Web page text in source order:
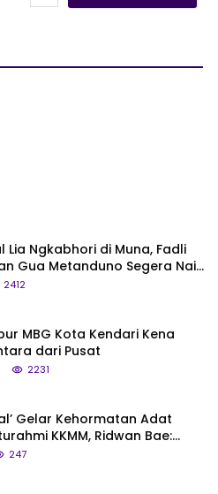
Lia Ngkabhori di Muna, Fadli
Gua Metanduno Segera Naik
Budaya Nasional
2412
MBG Kota Kendari Kena
dari Pusat
2231
Gelar Kehormatan Adat
KKMM, Ridwan Bae:
Begitu, Belum Pantas!
247